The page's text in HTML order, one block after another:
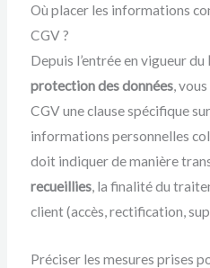
Où placer les informations
CGV ?
Depuis l’entrée en vigueur du
protection des données,
CGV une clause spécifique
informations personnelles
doit indiquer de manière
recueillies, la finalité du
client (accès, rectification,
Préciser les mesures prises